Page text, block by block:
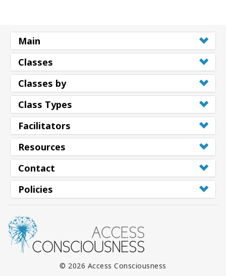
Main
Classes
Classes by
Class Types
Facilitators
Resources
Contact
Policies
© 2026 Access Consciousness